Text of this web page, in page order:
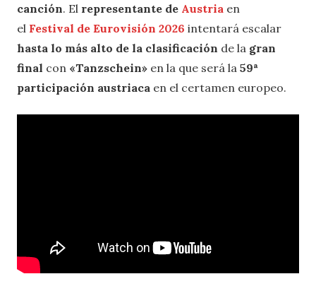
canción. El representante de Austria en
el Festival de Eurovisión 2026 intentará escalar
hasta lo más alto de la clasificación de la gran
final con «Tanzschein» en la que será la 59ª
participación austriaca en el certamen europeo.